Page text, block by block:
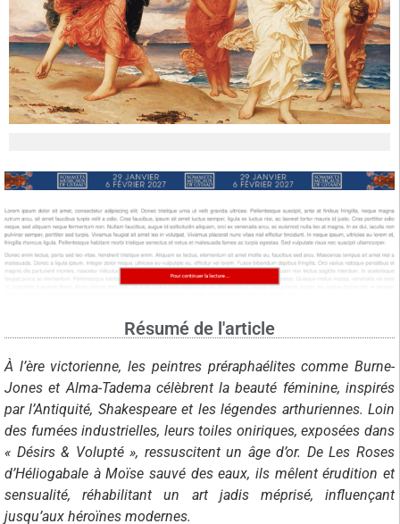
Résumé de l'article
À l’ère victorienne, les peintres préraphaélites comme Burne-
Jones et Alma-Tadema célèbrent la beauté féminine, inspirés
par l’Antiquité, Shakespeare et les légendes arthuriennes. Loin
des fumées industrielles, leurs toiles oniriques, exposées dans
« Désirs & Volupté », ressuscitent un âge d’or. De Les Roses
d’Héliogabale à Moïse sauvé des eaux, ils mêlent érudition et
sensualité, réhabilitant un art jadis méprisé, influençant
jusqu’aux héroïnes modernes.